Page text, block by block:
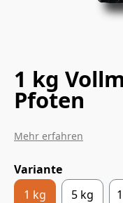
1 kg
Pfoten
Mehr erfahren
Variante
1 kg
5 kg